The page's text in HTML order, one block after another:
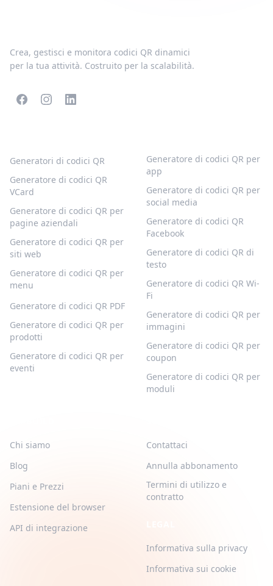
Crea, gestisci e monitora codici QR dinamici
per la tua attività. Costruito per la scalabilità.
Generatori di codici QR
Generatore di codici QR
VCard
Generatore di codici QR per
pagine aziendali
Generatore di codici QR per
siti web
Generatore di codici QR per
menu
Generatore di codici QR PDF
Generatore di codici QR per
prodotti
Generatore di codici QR per
eventi
Generatore di codici QR per
app
Generatore di codici QR per
social media
Generatore di codici QR
Facebook
Generatore di codici QR di
testo
Generatore di codici QR Wi-
Fi
Generatore di codici QR per
immagini
Generatore di codici QR per
coupon
Generatore di codici QR per
moduli
Chi siamo
Blog
Piani e Prezzi
Estensione del browser
API di integrazione
Contattaci
Annulla abbonamento
Termini di utilizzo e
contratto
Informativa sulla privacy
Informativa sui cookie